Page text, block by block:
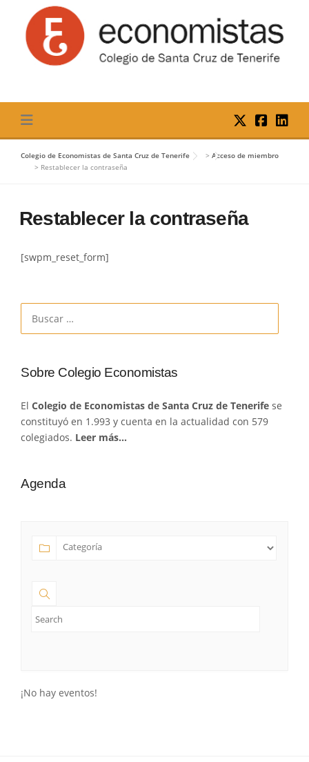
content
Colegio de Economistas de Santa Cruz de Tenerife > Acceso de miembro
> Restablecer la contraseña
Restablecer la contraseña
[swpm_reset_form]
Sobre Colegio Economistas
El Colegio de Economistas de Santa Cruz de Tenerife se
constituyó en 1.993 y cuenta en la actualidad con 579
colegiados. Leer más…
Agenda
¡No hay eventos!